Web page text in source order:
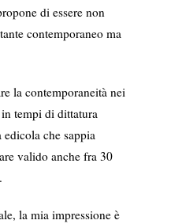
di essere non
contemporaneo ma
la contemporaneità nei
tempi di dittatura
che sappia
valido anche fra 30
la mia impressione è